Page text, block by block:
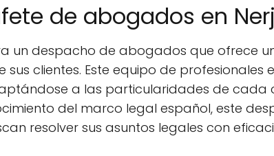
de abogados en
un despacho de abogados que ofrece
clientes. Este equipo de
a las particularidades de cada
del marco legal español, este
resolver sus asuntos legales con